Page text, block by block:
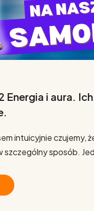
i aura. Ich
intuicyjnie czujemy,
szczególny sposób.